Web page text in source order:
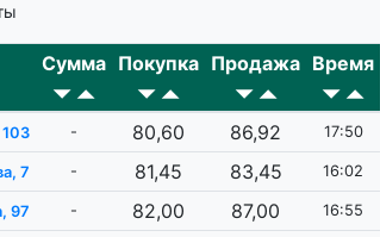
Сумма Покупка Продажа Время
- 80,60 86,92 17:50
7 - 81,45 83,45 16:02
97 - 82,00 87,00 16:55